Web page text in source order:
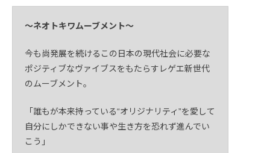
〜ネオトキワムーブメント〜
今も尚発展を続けるこの日本の現代社会に必要な
ポジティブなヴァイブスをもたらすレゲエ新世代
のムーブメント。
「誰もが本来持っている“オリジナリティ”を愛して
自分にしかできない事や生き方を恐れず進んでい
こう」